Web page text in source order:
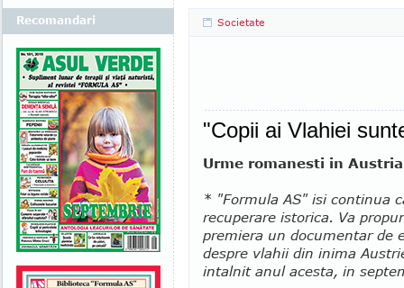
Societate
"Copii ai Vlahiei
Urme romanesti in Austria
* "Formula AS" isi continua
recuperare istorica. Va
premiera un documentar de
despre vlahii din inima
intalnit anul acesta, in
Recomandari